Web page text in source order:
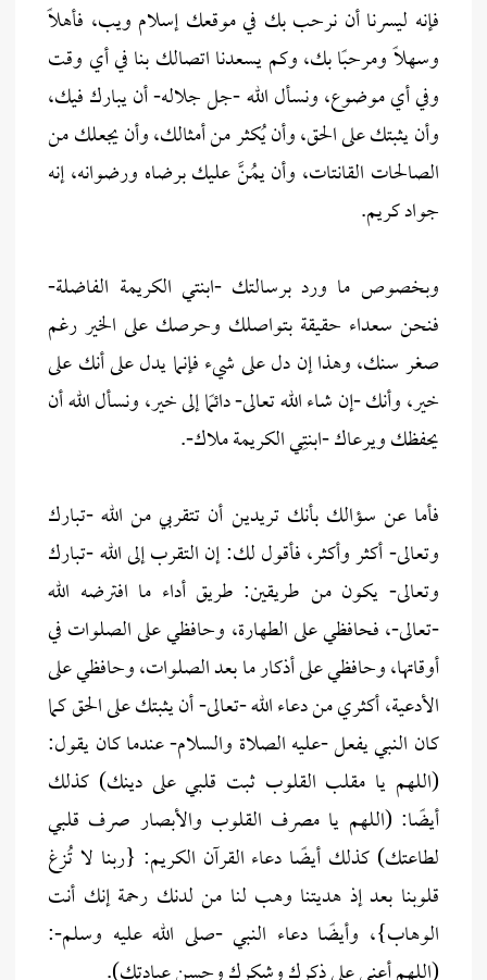
فإنه ليسرنا أن نرحب بك في موقعك إسلام ويب، فأهلاً
وسهلاً ومرحبًا بك، وكم يسعدنا اتصالك بنا في أي وقت
وفي أي موضوع، ونسأل الله -جل جلاله- أن يبارك فيك،
وأن يثبتك على الحق، وأن يُكثر من أمثالك، وأن يجعلك من
الصالحات القانتات، وأن يمُنَّ عليك برضاه ورضوانه، إنه
جواد كريم.
وبخصوص ما ورد برسالتك -ابنتي الكريمة الفاضلة-
فنحن سعداء حقيقة بتواصلك وحرصك على الخير رغم
صغر سنك، وهذا إن دل على شيء فإنما يدل على أنك على
خير، وأنك -إن شاء الله تعالى- دائمًا إلى خير، ونسأل الله أن
يحفظك ويرعاك -ابنتِي الكريمة ملاك-.
فأما عن سؤالك بأنك تريدين أن تتقربي من الله -تبارك
وتعالى- أكثر وأكثر، فأقول لك: إن التقرب إلى الله -تبارك
وتعالى- يكون من طريقين: طريق أداء ما افترضه الله
-تعالى-، فحافظي على الطهارة، وحافظي على الصلوات في
أوقاتها، وحافظي على أذكار ما بعد الصلوات، وحافظي على
الأدعية، أكثري من دعاء الله -تعالى- أن يثبتك على الحق كما
كان النبي يفعل -عليه الصلاة والسلام- عندما كان يقول:
(اللهم يا مقلب القلوب ثبت قلبي على دينك) كذلك
أيضًا: (اللهم يا مصرف القلوب والأبصار صرف قلبي
لطاعتك) كذلك أيضًا دعاء القرآن الكريم: {ربنا لا تُزغ
قلوبنا بعد إذ هديتنا وهب لنا من لدنك رحمة إنك أنت
الوهاب}، وأيضًا دعاء النبي -صلى الله عليه وسلم-: